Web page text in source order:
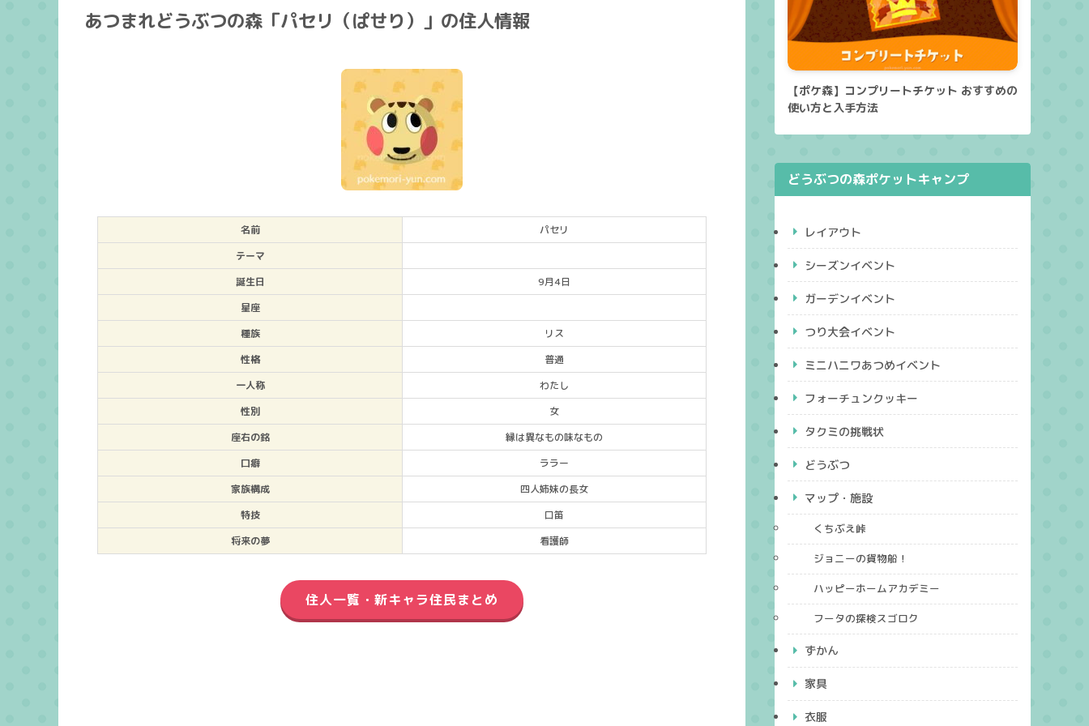
あつまれどうぶつの森「パセリ（ぱせり）」の住人情報
名前
パセリ
テーマ
誕生日
9月4日
星座
種族
リス
性格
普通
一人称
わたし
性別
女
座右の銘
縁は異なもの味なもの
口癖
ララー
家族構成
四人姉妹の長女
特技
口笛
将来の夢
看護師
住人一覧・新キャラ住民まとめ
【ポケ森】コンプリートチケット おすすめの
使い方と入手方法
どうぶつの森ポケットキャンプ
レイアウト
シーズンイベント
ガーデンイベント
つり大会イベント
ミニハニワあつめイベント
フォーチュンクッキー
タクミの挑戦状
どうぶつ
マップ・施設
くちぶえ峠
ジョニーの貨物船！
ハッピーホームアカデミー
フータの探検スゴロク
ずかん
家具
衣服